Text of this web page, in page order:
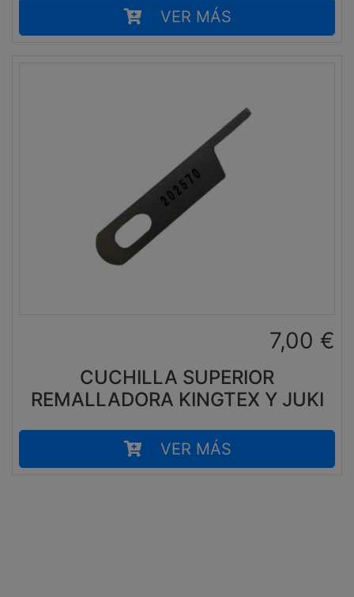
VER MÁS
7,00 €
CUCHILLA SUPERIOR
REMALLADORA KINGTEX Y JUKI
VER MÁS